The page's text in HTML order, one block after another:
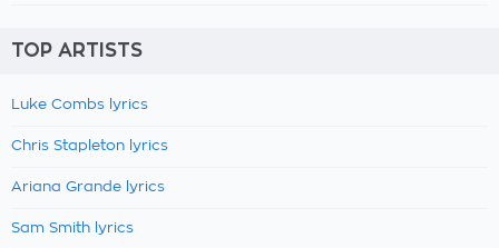
TOP ARTISTS
Luke Combs lyrics
Chris Stapleton lyrics
Ariana Grande lyrics
Sam Smith lyrics